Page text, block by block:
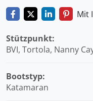
Mit
Stützpunkt:
BVI, Tortola, Nanny
Bootstyp:
Katamaran